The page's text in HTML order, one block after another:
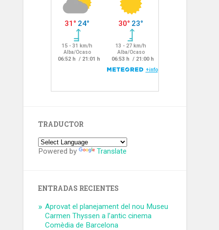
TRADUCTOR
Powered by Translate
ENTRADAS RECIENTES
Aprovat el planejament del nou Museu
Carmen Thyssen a l’antic cinema
Comèdia de Barcelona